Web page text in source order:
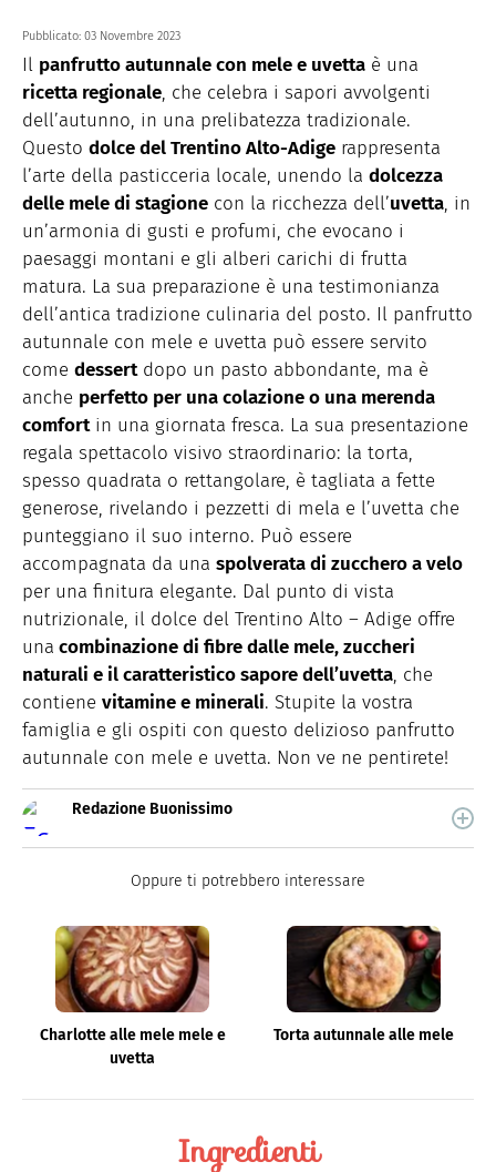
Pubblicato: 03 Novembre 2023
Il panfrutto autunnale con mele e uvetta è una
ricetta regionale, che celebra i sapori avvolgenti
dell’autunno, in una prelibatezza tradizionale.
Questo dolce del Trentino Alto-Adige rappresenta
l’arte della pasticceria locale, unendo la dolcezza
delle mele di stagione con la ricchezza dell’uvetta, in
un’armonia di gusti e profumi, che evocano i
paesaggi montani e gli alberi carichi di frutta
matura. La sua preparazione è una testimonianza
dell’antica tradizione culinaria del posto. Il panfrutto
autunnale con mele e uvetta può essere servito
come dessertdopo un pasto abbondante, ma è
anche perfetto per una colazione o una merenda
comfortin una giornata fresca. La sua presentazione
regala spettacolo visivo straordinario: la torta,
spesso quadrata o rettangolare, è tagliata a fette
generose, rivelando i pezzetti di mela e l’uvetta che
punteggiano il suo interno. Può essere
accompagnata da una spolverata di zucchero a velo
per una finitura elegante. Dal punto di vista
nutrizionale, il dolce del Trentino Alto – Adige offre
una combinazione di fibre dalle mele, zuccheri
naturali e il caratteristico sapore dell’uvetta, che
contiene vitamine e minerali. Stupite la vostra
famiglia e gli ospiti con questo delizioso panfrutto
autunnale con mele e uvetta. Non ve ne pentirete!
Redazione Buonissimo
quale trovi idee veloci, facili e spiegate passo passo.
Oppure ti potrebbero interessare
Charlotte alle mele mele e
uvetta
Torta autunnale alle mele
Ingredienti